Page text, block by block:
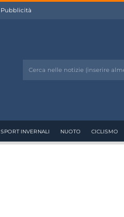
Pubblicità
SPORT INVERNALI NUOTO CICLISMO